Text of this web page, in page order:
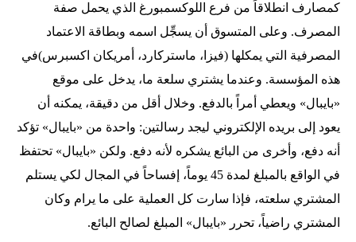
كمصارف انطلاقاً من فرع اللوكسمبورغ الذي يحمل صفة
المصرف. وعلى المتسوق أن يسجِّل اسمه وبطاقة الاعتماد
المصرفية التي يمكلها (فيزا، ماستركارد، أمريكان اكسبرس)في
هذه المؤسسة. وعندما يشتري سلعة ما، يدخل على موقع
«بايبال» ويعطي أمراً بالدفع. وخلال أقل من دقيقة، يمكنه أن
يعود إلى بريده الإلكتروني ليجد رسالتين: واحدة من «بايبال» تؤكد
أنه دفع، وأخرى من البائع يشكره لأنه دفع. ولكن «بايبال» تحتفظ
في الواقع بالمبلغ لمدة 45 يوماً، إفساحاً في المجال لكي يستلم
المشتري سلعته، فإذا سارت كل العملية على ما يرام وكان
المشتري راضياً، تحرر «بايبال» المبلغ لصالح البائع.